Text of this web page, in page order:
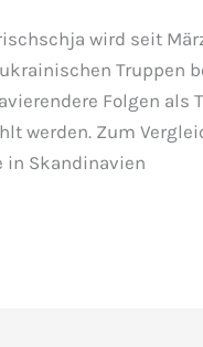
wird seit
Truppen
Folgen als
werden. Zum
in Skandinavien